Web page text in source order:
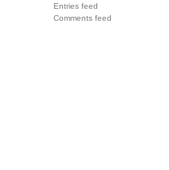
Entries feed
Comments feed